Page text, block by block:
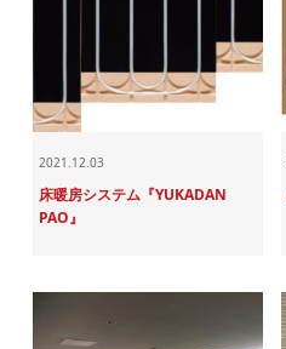
2021.12.03
床暖房システム『YUKADAN
PAO』